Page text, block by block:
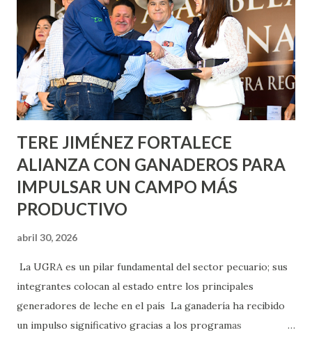
Nieto, entre Jesús F. Elizondo y la calle 22 de Octubre, con
lo que se aplicará pintura en 66 casas. Posteriormente se
llevará este programa a Villas de Nuestra Señora de la
Asunción, Avenida Alameda y Decreto 27 de Septiembre, en
los edificios FOVISSSTE Ojo de Agua, en la comunidad
Norias de Paso Hondo y en los edificios de...
TERE JIMÉNEZ FORTALECE
ALIANZA CON GANADEROS PARA
IMPULSAR UN CAMPO MÁS
PRODUCTIVO
abril 30, 2026
La UGRA es un pilar fundamental del sector pecuario; sus
integrantes colocan al estado entre los principales
generadores de leche en el país La ganadería ha recibido
un impulso significativo gracias a los programas